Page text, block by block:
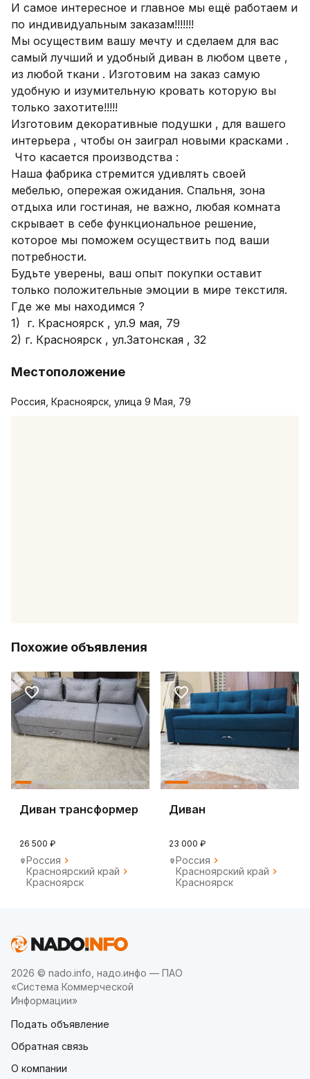
И самое интересное и главное мы ещё работаем и
по индивидуальным заказам!!!!!!!
Мы осуществим вашу мечту и сделаем для вас
самый лучший и удобный диван в любом цвете ,
из любой ткани . Изготовим на заказ самую
удобную и изумительную кровать которую вы
только захотите!!!!!
Изготовим декоративные подушки , для вашего
интерьера , чтобы он заиграл новыми красками .
Наша фабрика стремится удивлять своей
мебелью, опережая ожидания. Спальня, зона
отдыха или гостиная, не важно, любая комната
скрывает в себе функциональное решение,
которое мы поможем осуществить под ваши
потребности.
Будьте уверены, ваш опыт покупки оставит
только положительные эмоции в мире текстиля.
Где же мы находимся ?
1)  г. Красноярск , ул.9 мая, 79
2) г. Красноярск , ул.Затонская , 32
Местоположение
Россия, Красноярск, улица 9 Мая, 79
Похожие объявления
Диван трансформер
26 500 ₽
Россия
Красноярский край
Красноярск
Диван
23 000 ₽
Россия
Красноярский край
Красноярск
2026 © nado.info, надо.инфо — ПАО
«Система Коммерческой
Информации»
Подать объявление
Обратная связь
О компании